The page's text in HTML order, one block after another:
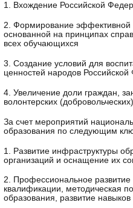
1. Вхождение Российской
2. Формирование эффективной
основанной на принципах
всех обучающихся
3. Создание условий для
ценностей народов
4. Увеличение доли граждан,
волонтерских
За счет мероприятий
образования по следующим
1. Развитие инфраструктуры
организаций и оснащение их
2. Профессиональное развитие
квалификации, методическая
образования, развитие